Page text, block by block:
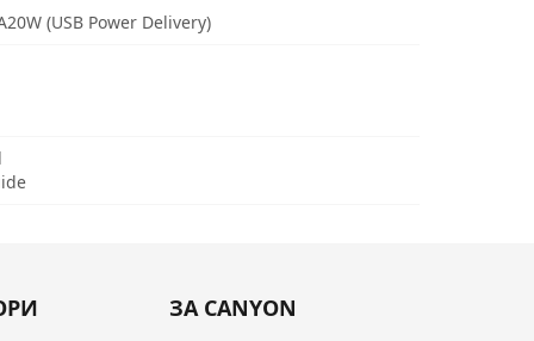
(USB Power Delivery)
ЗА CANYON